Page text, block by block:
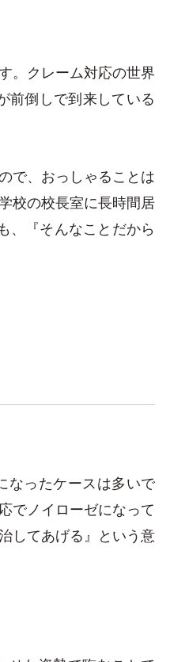
。クレーム対応の世界
前倒しで到来している
で、おっしゃることは
校の校長室に長時間居
、『そんなことだから
なったケースは多いで
でノイローゼになって
してあげる』という意